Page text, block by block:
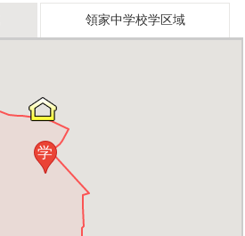
領家中学校学区域
学